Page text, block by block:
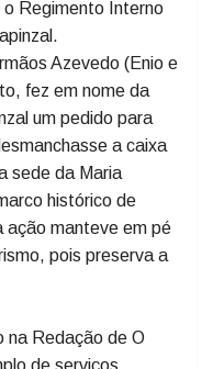
Sindicato Sintagri.
reeditou a Lei
e também Decreto
Regimento Interno
Azevedo (Enio e
fez em nome da
um pedido para
a caixa
sede da Maria
histórico de
manteve em pé
pois preserva a